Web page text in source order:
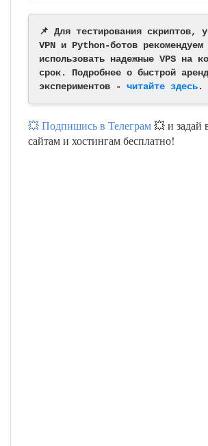
📌 Для тестирования скриптов,
VPN и Python-ботов рекомендуем
использовать надежные VPS на
срок. Подробнее о быстрой
экспериментов - читайте здесь.
💥 Подпишись в Телеграм💥 и задай
сайтам и хостингам бесплатно!